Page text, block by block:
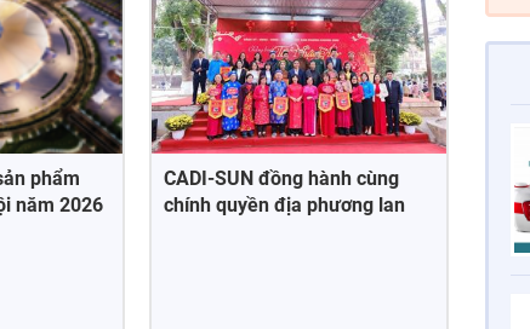
phẩm
năm 2026
CADI-SUN đồng hành cùng
chính quyền địa phương lan